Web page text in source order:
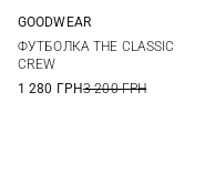
XXL
GOODWEAR
ФУТБОЛКА THE CLASSIC
CREW
1 280 ГРН3 200 ГРН